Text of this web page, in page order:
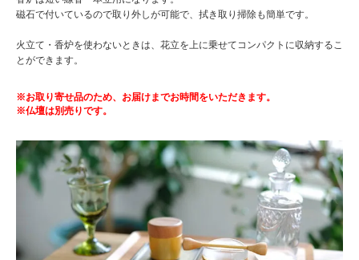
磁石で付いているので取り外しが可能で、拭き取り掃除も簡単です。
火立て・香炉を使わないときは、花立を上に乗せてコンパクトに収納するこ
とができます。
※お取り寄せ品のため、お届けまでお時間をいただきます。
※仏壇は別売りです。